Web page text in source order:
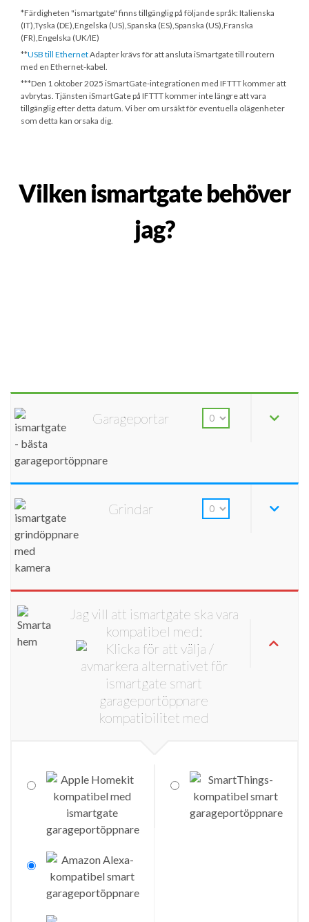
*Färdigheten "ismartgate" finns tillgänglig på följande språk: Italienska
(IT),Tyska (DE),Engelska (US),Spanska (ES),Spanska (US),Franska
(FR),Engelska (UK/IE)
**USB till EthernetAdapter krävs för att ansluta iSmartgate till routern
med en Ethernet-kabel.
***Den 1 oktober 2025 iSmartGate-integrationen med IFTTT kommer att
avbrytas. Tjänsten iSmartGate på IFTTT kommer inte längre att vara
tillgänglig efter detta datum. Vi ber om ursäkt för eventuella olägenheter
som detta kan orsaka dig.
Vilken ismartgate behöver
jag?
Garageportar
Grindar
Jag vill att ismartgate ska vara
kompatibel med: